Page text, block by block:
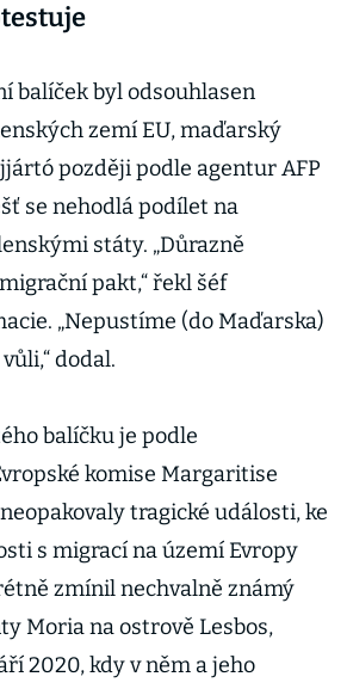
balíček byl odsouhlasen
zemí EU, maďarský
později podle agentur AFP
se nehodlá podílet na
státy. „Důrazně
pakt,“ řekl šéf
„Nepustíme (do Maďarska)
dodal.
balíčku je podle
komise Margaritise
tragické události, ke
s migrací na území Evropy
zmínil nechvalně známý
Moria na ostrově Lesbos,
2020, kdy v něm a jeho